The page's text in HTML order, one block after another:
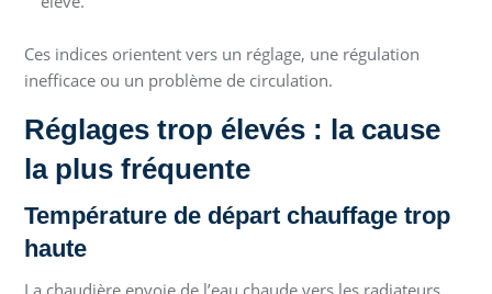
Ces indices orientent vers un réglage, une régulation
inefficace ou un problème de circulation.
Réglages trop élevés : la cause
la plus fréquente
Température de départ chauffage trop
haute